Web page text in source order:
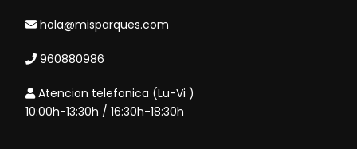
hola@misparques.com
960880986
Atencion telefonica (Lu-Vi )
10:00h-13:30h / 16:30h-18:30h